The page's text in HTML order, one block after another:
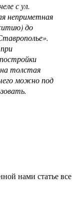
с ул.
неприметная
до
толстая
можно под
нами статье все